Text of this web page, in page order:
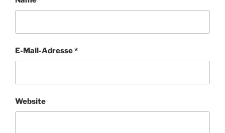
E-Mail-Adresse*
Website